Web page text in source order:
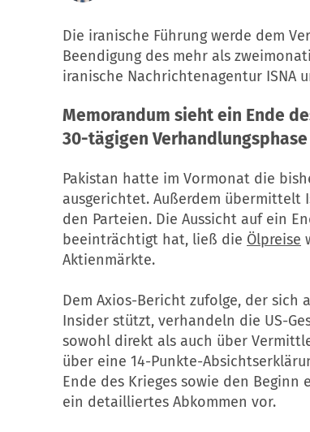
Die iranische Führung werde dem
Beendigung des mehr als
iranische Nachrichtenagentur ISNA
Memorandum sieht ein Ende
30-tägigen
Pakistan hatte im Vormonat die
ausgerichtet. Außerdem übermittelt
den Parteien. Die Aussicht auf ein
beeinträchtigt hat, ließ die Ölpreise
Aktienmärkte.
Dem Axios-Bericht zufolge, der sich
Insider stützt, verhandeln die US-
sowohl direkt als auch über
über eine 14-Punkte-
Ende des Krieges sowie den
ein detailliertes Abkommen vor.